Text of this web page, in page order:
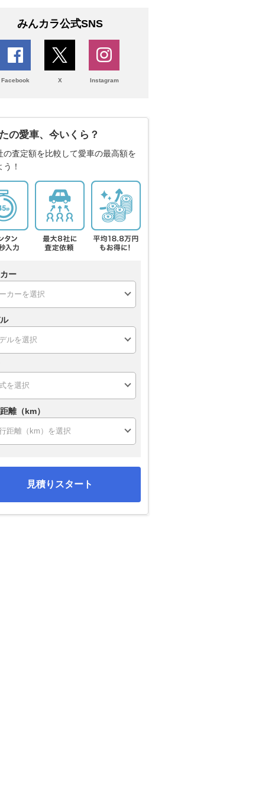
みんカラ公式SNS
Facebook X Instagram
の愛車、今いくら？
の査定額を比較して愛車の最高額を
！
ー
離（km）
見積りスタート